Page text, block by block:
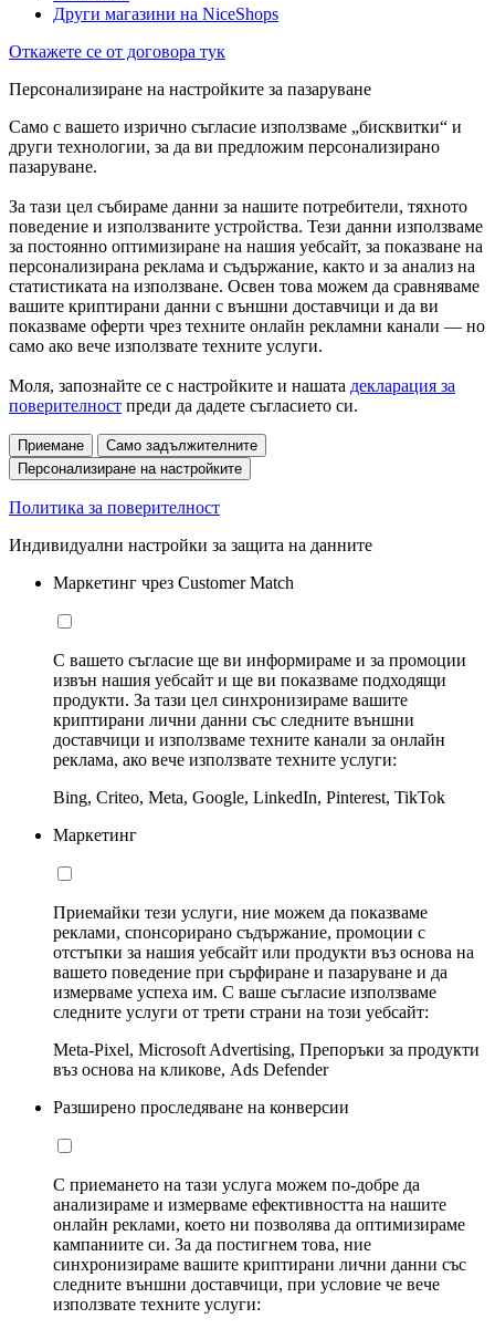
Други магазини на NiceShops
Откажете се от договора тук
Персонализиране на настройките за пазаруване
Само с вашето изрично съгласие използваме „бисквитки“ и
други технологии, за да ви предложим персонализирано
пазаруване.
За тази цел събираме данни за нашите потребители, тяхното
поведение и използваните устройства. Тези данни използваме
за постоянно оптимизиране на нашия уебсайт, за показване на
персонализирана реклама и съдържание, както и за анализ на
статистиката на използване. Освен това можем да сравняваме
вашите криптирани данни с външни доставчици и да ви
показваме оферти чрез техните онлайн рекламни канали — но
само ако вече използвате техните услуги.
Моля, запознайте се с настройките и нашата декларация за
поверителност преди да дадете съгласието си.
Приемане
Само задължителните
Персонализиране на настройките
Политика за поверителност
Индивидуални настройки за защита на данните
Маркетинг чрез Customer Match
С вашето съгласие ще ви информираме и за промоции
извън нашия уебсайт и ще ви показваме подходящи
продукти. За тази цел синхронизираме вашите
криптирани лични данни със следните външни
доставчици и използваме техните канали за онлайн
реклама, ако вече използвате техните услуги:
Bing, Criteo, Meta, Google, LinkedIn, Pinterest, TikTok
Маркетинг
Приемайки тези услуги, ние можем да показваме
реклами, спонсорирано съдържание, промоции с
отстъпки за нашия уебсайт или продукти въз основа на
вашето поведение при сърфиране и пазаруване и да
измерваме успеха им. С ваше съгласие използваме
следните услуги от трети страни на този уебсайт:
Meta-Pixel, Microsoft Advertising, Препоръки за продукти
въз основа на кликове, Ads Defender
Разширено проследяване на конверсии
С приемането на тази услуга можем по-добре да
анализираме и измерваме ефективността на нашите
онлайн реклами, което ни позволява да оптимизираме
кампаниите си. За да постигнем това, ние
синхронизираме вашите криптирани лични данни със
следните външни доставчици, при условие че вече
използвате техните услуги: